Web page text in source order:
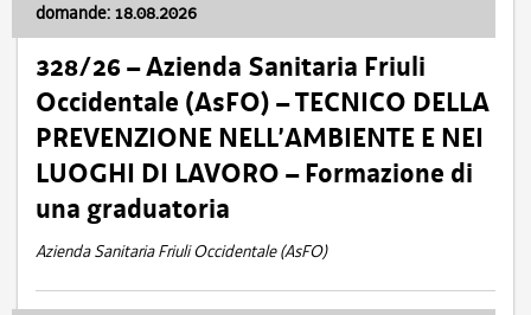
domande: 18.08.2026
328/26 – Azienda Sanitaria Friuli
Occidentale (AsFO) – TECNICO DELLA
PREVENZIONE NELL’AMBIENTE E NEI
LUOGHI DI LAVORO – Formazione di
una graduatoria
Azienda Sanitaria Friuli Occidentale (AsFO)